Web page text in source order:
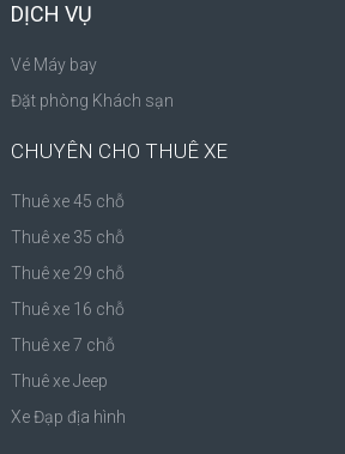
DỊCH VỤ
Vé Máy bay
Đặt phòng Khách sạn
CHUYÊN CHO THUÊ XE
Thuê xe 45 chỗ
Thuê xe 35 chỗ
Thuê xe 29 chỗ
Thuê xe 16 chỗ
Thuê xe 7 chỗ
Thuê xe Jeep
Xe Đạp địa hình